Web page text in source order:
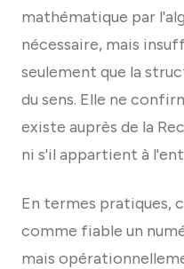
mathématique par
nécessaire, mais
seulement que la
du sens. Elle ne
existe auprès de la
ni s'il appartient à
En termes pratiques,
comme fiable un
mais